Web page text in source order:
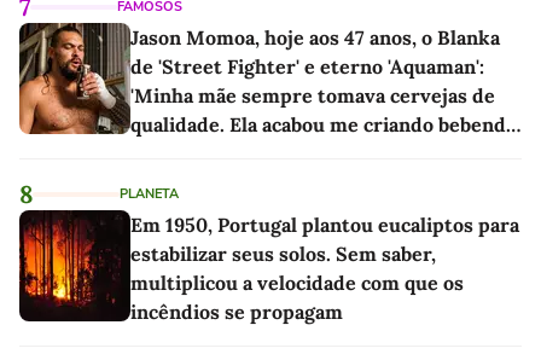
7 FAMOSOS
Jason Momoa, hoje aos 47 anos, o Blanka
de 'Street Fighter' e eterno 'Aquaman':
'Minha mãe sempre tomava cervejas de
qualidade. Ela acabou me criando bebendo
8 PLANETA
Em 1950, Portugal plantou eucaliptos para
estabilizar seus solos. Sem saber,
multiplicou a velocidade com que os
incêndios se propagam